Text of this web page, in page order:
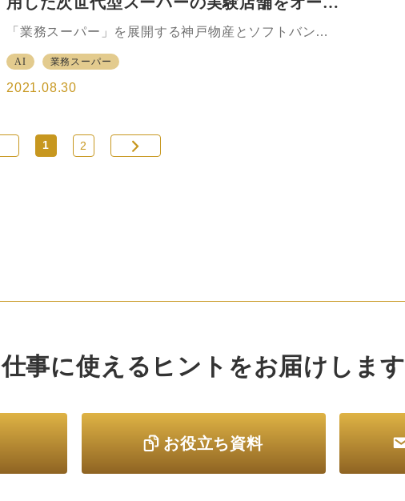
的な店舗を全国334店（2021年5月31日時点）展開す
るヴィレッジヴァンガードと両社の持つ経営資源を有
効活用し事業効率の向上を図るため、業務提携を行う
に至った。 今回の業務提携によって、実店舗のセンシ
を…
ン
「業務スーパー」を展開する神戸物産とソフトバンク
店」（大阪市西成区）を、AI（人工知能）などを活用
して店舗のオペレーションを効率化し、お客の満足度
クなどが企画・開発したソリューションを活用し、お
客の満足度向上を実現するための取り組みを実施。 業
AI 業務スーパー
2021.08.30
1 2
仕事に使えるヒントをお届けします
お役立ち資料